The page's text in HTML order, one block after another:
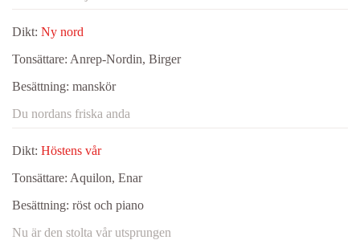
Dikt: Ny nord
Tonsättare: Anrep-Nordin, Birger
Besättning: manskör
Du nordans friska anda
Dikt: Höstens vår
Tonsättare: Aquilon, Enar
Besättning: röst och piano
Nu är den stolta vår utsprungen